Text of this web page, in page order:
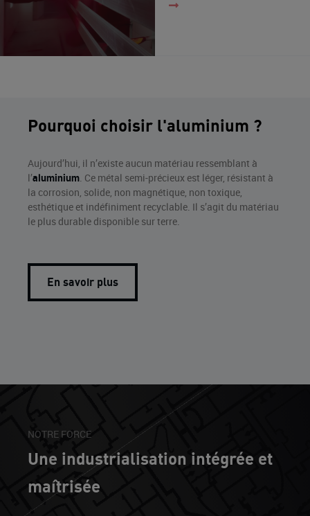
Pourquoi choisir l'aluminium ?
Aujourd’hui, il n’existe aucun matériau ressemblant à
l’aluminium . Ce métal semi-précieux est léger, résistant à
la corrosion, solide, non magnétique, non toxique,
esthétique et indéfiniment recyclable. Il s’agit du matériau
le plus durable disponible sur terre.
En savoir plus
NOTRE FORCE
Une industrialisation intégrée et
maîtrisée